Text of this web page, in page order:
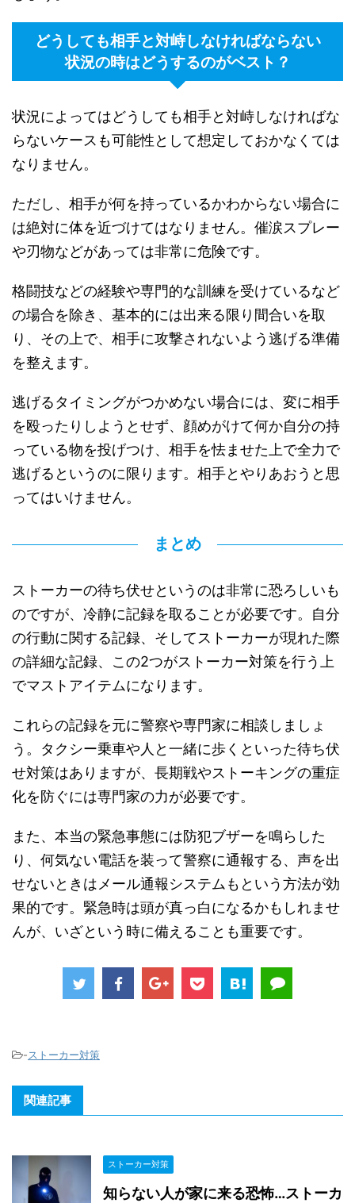
どうしても相手と対峙しなければならない
状況の時はどうするのがベスト？
状況によってはどうしても相手と対峙しなければな
らないケースも可能性として想定しておかなくては
なりません。
ただし、相手が何を持っているかわからない場合に
は絶対に体を近づけてはなりません。催涙スプレー
や刃物などがあっては非常に危険です。
格闘技などの経験や専門的な訓練を受けているなど
の場合を除き、基本的には出来る限り間合いを取
り、その上で、相手に攻撃されないよう逃げる準備
を整えます。
逃げるタイミングがつかめない場合には、変に相手
を殴ったりしようとせず、顔めがけて何か自分の持
っている物を投げつけ、相手を怯ませた上で全力で
逃げるというのに限ります。相手とやりあおうと思
ってはいけません。
まとめ
ストーカーの待ち伏せというのは非常に恐ろしいも
のですが、冷静に記録を取ることが必要です。自分
の行動に関する記録、そしてストーカーが現れた際
の詳細な記録、この2つがストーカー対策を行う上
でマストアイテムになります。
これらの記録を元に警察や専門家に相談しましょ
う。タクシー乗車や人と一緒に歩くといった待ち伏
せ対策はありますが、長期戦やストーキングの重症
化を防ぐには専門家の力が必要です。
また、本当の緊急事態には防犯ブザーを鳴らした
り、何気ない電話を装って警察に通報する、声を出
せないときはメール通報システムもという方法が効
果的です。緊急時は頭が真っ白になるかもしれませ
んが、いざという時に備えることも重要です。
-ストーカー対策
関連記事
ストーカー対策
知らない人が家に来る恐怖…ストーカ